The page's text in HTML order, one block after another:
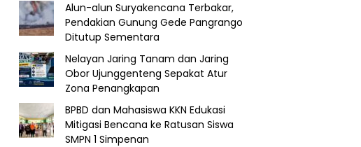
Alun-alun Suryakencana Terbakar,
Pendakian Gunung Gede Pangrango
Ditutup Sementara
Nelayan Jaring Tanam dan Jaring
Obor Ujunggenteng Sepakat Atur
Zona Penangkapan
BPBD dan Mahasiswa KKN Edukasi
Mitigasi Bencana ke Ratusan Siswa
SMPN 1 Simpenan